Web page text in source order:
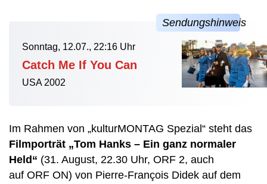
Sonntag, 12.07., 22:16 Uhr
Catch Me If You Can
USA 2002
Im Rahmen von „kulturMONTAG Spezial“ steht das
Filmporträt „Tom Hanks – Ein ganz normaler
Held“ (31. August, 22.30 Uhr, ORF 2, auch
auf ORF ON) von Pierre-François Didek auf dem